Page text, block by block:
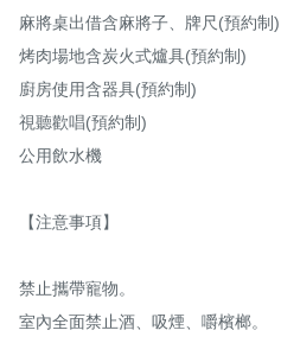
麻將桌出借含麻將子、牌尺(預約制)
烤肉場地含炭火式爐具(預約制)
廚房使用含器具(預約制)
視聽歡唱(預約制)
公用飲水機
【注意事項】
禁止攜帶寵物。
室內全面禁止酒、吸煙、嚼檳榔。